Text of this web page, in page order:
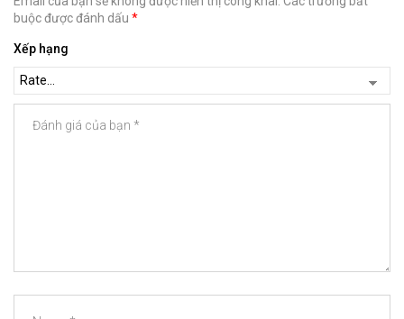
buộc được đánh dấu *
Xếp hạng